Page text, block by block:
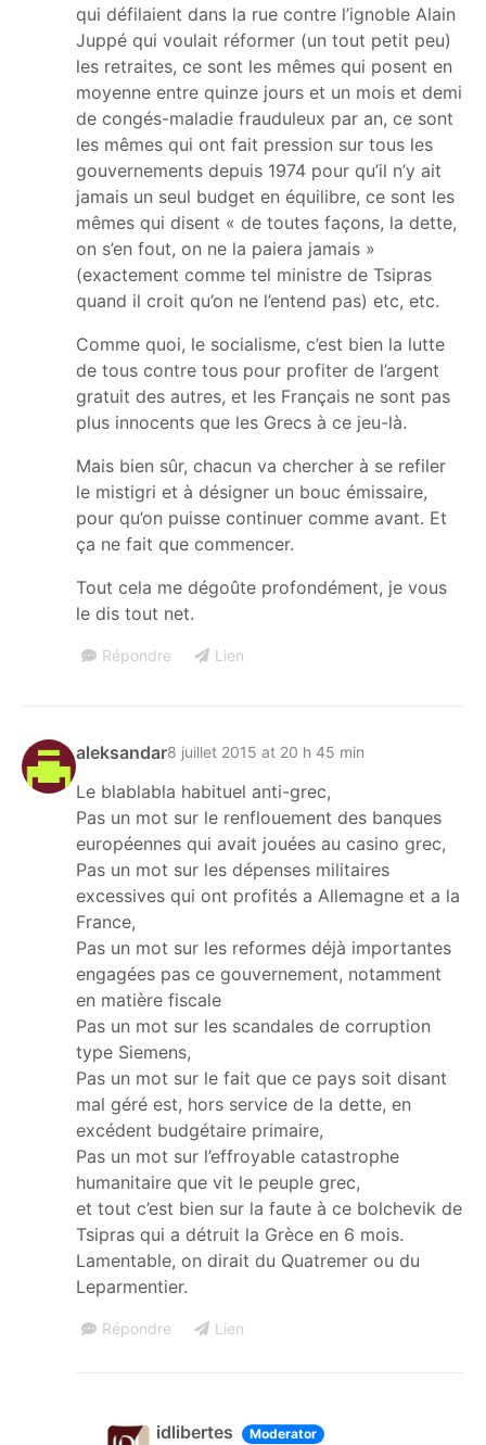
qui défilaient dans la rue contre l’ignoble Alain
Juppé qui voulait réformer (un tout petit peu)
les retraites, ce sont les mêmes qui posent en
moyenne entre quinze jours et un mois et demi
de congés-maladie frauduleux par an, ce sont
les mêmes qui ont fait pression sur tous les
gouvernements depuis 1974 pour qu’il n’y ait
jamais un seul budget en équilibre, ce sont les
mêmes qui disent « de toutes façons, la dette,
on s’en fout, on ne la paiera jamais »
(exactement comme tel ministre de Tsipras
quand il croit qu’on ne l’entend pas) etc, etc.
Comme quoi, le socialisme, c’est bien la lutte
de tous contre tous pour profiter de l’argent
gratuit des autres, et les Français ne sont pas
plus innocents que les Grecs à ce jeu-là.
Mais bien sûr, chacun va chercher à se refiler
le mistigri et à désigner un bouc émissaire,
pour qu’on puisse continuer comme avant. Et
ça ne fait que commencer.
Tout cela me dégoûte profondément, je vous
le dis tout net.
Répondre Lien
aleksandar8 juillet 2015 at 20 h 45 min
Le blablabla habituel anti-grec,
Pas un mot sur le renflouement des banques
européennes qui avait jouées au casino grec,
Pas un mot sur les dépenses militaires
excessives qui ont profités a Allemagne et a la
France,
Pas un mot sur les reformes déjà importantes
engagées pas ce gouvernement, notamment
en matière fiscale
Pas un mot sur les scandales de corruption
type Siemens,
Pas un mot sur le fait que ce pays soit disant
mal géré est, hors service de la dette, en
excédent budgétaire primaire,
Pas un mot sur l’effroyable catastrophe
humanitaire que vit le peuple grec,
et tout c’est bien sur la faute à ce bolchevik de
Tsipras qui a détruit la Grèce en 6 mois.
Lamentable, on dirait du Quatremer ou du
Leparmentier.
Répondre Lien
idlibertes Moderator